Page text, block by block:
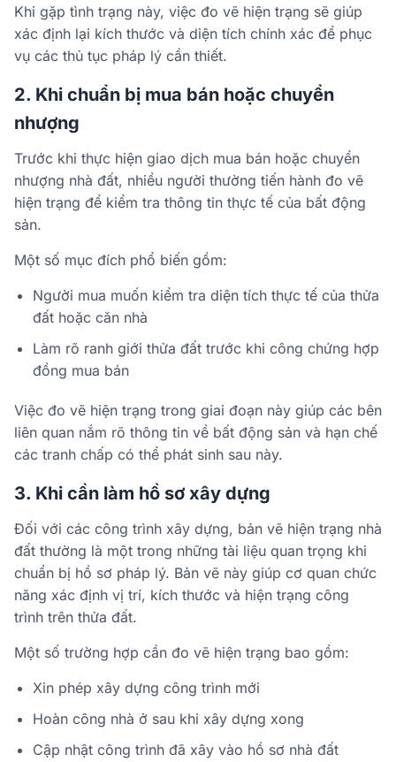
Khi gặp tình trạng này, việc đo vẽ hiện trạng sẽ giúp
xác định lại kích thước và diện tích chính xác để phục
vụ các thủ tục pháp lý cần thiết.
2. Khi chuẩn bị mua bán hoặc chuyển
nhượng
Trước khi thực hiện giao dịch mua bán hoặc chuyển
nhượng nhà đất, nhiều người thường tiến hành đo vẽ
hiện trạng để kiểm tra thông tin thực tế của bất động
sản.
Một số mục đích phổ biến gồm:
Người mua muốn kiểm tra diện tích thực tế của thửa
đất hoặc căn nhà
Làm rõ ranh giới thửa đất trước khi công chứng hợp
đồng mua bán
Việc đo vẽ hiện trạng trong giai đoạn này giúp các bên
liên quan nắm rõ thông tin về bất động sản và hạn chế
các tranh chấp có thể phát sinh sau này.
3. Khi cần làm hồ sơ xây dựng
Đối với các công trình xây dựng, bản vẽ hiện trạng nhà
đất thường là một trong những tài liệu quan trọng khi
chuẩn bị hồ sơ pháp lý. Bản vẽ này giúp cơ quan chức
năng xác định vị trí, kích thước và hiện trạng công
trình trên thửa đất.
Một số trường hợp cần đo vẽ hiện trạng bao gồm:
Xin phép xây dựng công trình mới
Hoàn công nhà ở sau khi xây dựng xong
Cập nhật công trình đã xây vào hồ sơ nhà đất